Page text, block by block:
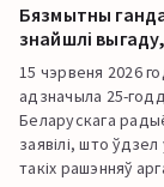
Бязмытны
знайшлі
15 чэрвеня 2026
адзначыла 25-
Беларускага
заявілі, што
такіх рашэнняў